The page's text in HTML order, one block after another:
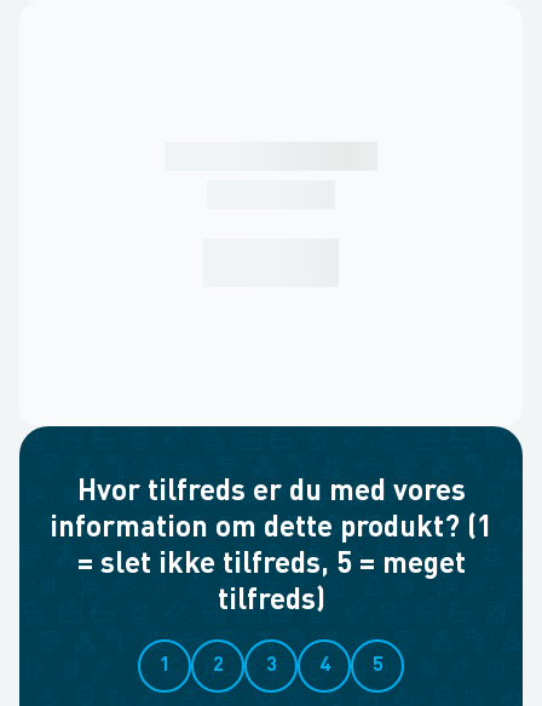
Hvor tilfreds er du med vores
information om dette produkt? (1
= slet ikke tilfreds, 5 = meget
tilfreds)
1 2 3 4 5